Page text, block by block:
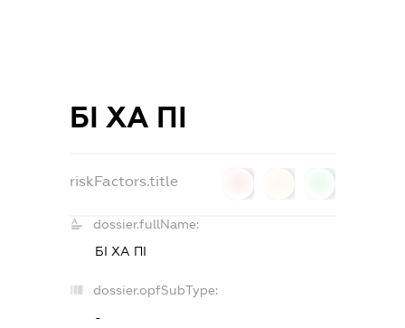
БІ ХА ПІ
riskFactors.title
dossier.fullName:
БІ ХА ПІ
dossier.opfSubType:
-